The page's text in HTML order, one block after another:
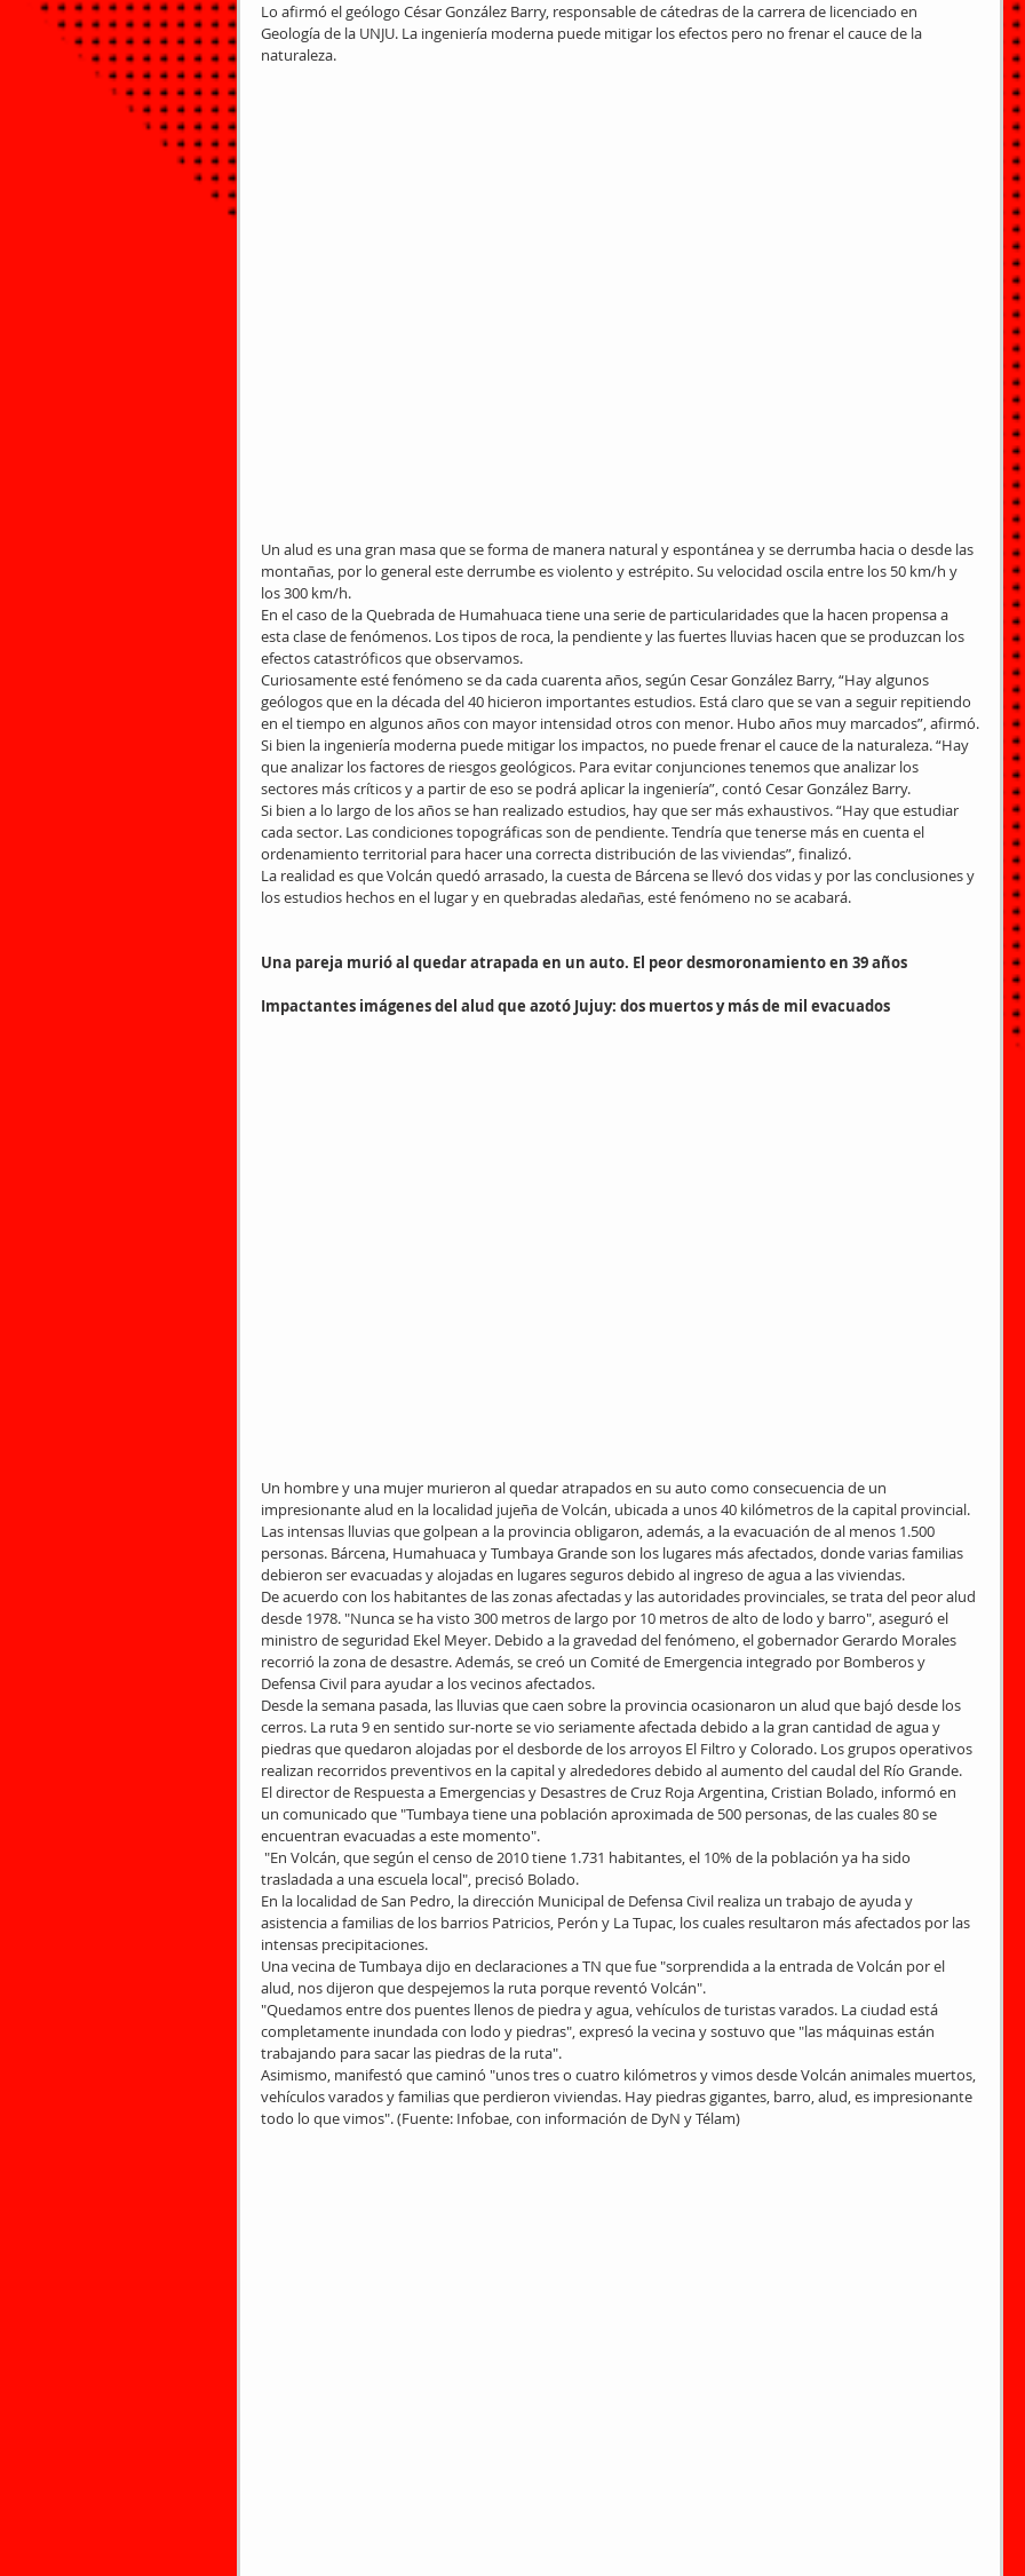
Lo afirmó el geólogo César González Barry, responsable de cátedras de la carrera de licenciado en
Geología de la UNJU. La ingeniería moderna puede mitigar los efectos pero no frenar el cauce de la
naturaleza.
Un alud es una gran masa que se forma de manera natural y espontánea y se derrumba hacia o desde las
montañas, por lo general este derrumbe es violento y estrépito. Su velocidad oscila entre los 50 km/h y
los 300 km/h.
En el caso de la Quebrada de Humahuaca tiene una serie de particularidades que la hacen propensa a
esta clase de fenómenos. Los tipos de roca, la pendiente y las fuertes lluvias hacen que se produzcan los
efectos catastróficos que observamos.
Curiosamente esté fenómeno se da cada cuarenta años, según Cesar González Barry, “Hay algunos
geólogos que en la década del 40 hicieron importantes estudios. Está claro que se van a seguir repitiendo
en el tiempo en algunos años con mayor intensidad otros con menor. Hubo años muy marcados”, afirmó.
Si bien la ingeniería moderna puede mitigar los impactos, no puede frenar el cauce de la naturaleza. “Hay
que analizar los factores de riesgos geológicos. Para evitar conjunciones tenemos que analizar los
sectores más críticos y a partir de eso se podrá aplicar la ingeniería”, contó Cesar González Barry.
Si bien a lo largo de los años se han realizado estudios, hay que ser más exhaustivos. “Hay que estudiar
cada sector. Las condiciones topográficas son de pendiente. Tendría que tenerse más en cuenta el
ordenamiento territorial para hacer una correcta distribución de las viviendas”, finalizó.
La realidad es que Volcán quedó arrasado, la cuesta de Bárcena se llevó dos vidas y por las conclusiones y
los estudios hechos en el lugar y en quebradas aledañas, esté fenómeno no se acabará.
Una pareja murió al quedar atrapada en un auto. El peor desmoronamiento en 39 años
Impactantes imágenes del alud que azotó Jujuy: dos muertos y más de mil evacuados
Un hombre y una mujer murieron al quedar atrapados en su auto como consecuencia de un
impresionante alud en la localidad jujeña de Volcán, ubicada a unos 40 kilómetros de la capital provincial.
Las intensas lluvias que golpean a la provincia obligaron, además, a la evacuación de al menos 1.500
personas. Bárcena, Humahuaca y Tumbaya Grande son los lugares más afectados, donde varias familias
debieron ser evacuadas y alojadas en lugares seguros debido al ingreso de agua a las viviendas.
De acuerdo con los habitantes de las zonas afectadas y las autoridades provinciales, se trata del peor alud
desde 1978. "Nunca se ha visto 300 metros de largo por 10 metros de alto de lodo y barro", aseguró el
ministro de seguridad Ekel Meyer. Debido a la gravedad del fenómeno, el gobernador Gerardo Morales
recorrió la zona de desastre. Además, se creó un Comité de Emergencia integrado por Bomberos y
Defensa Civil para ayudar a los vecinos afectados.
Desde la semana pasada, las lluvias que caen sobre la provincia ocasionaron un alud que bajó desde los
cerros. La ruta 9 en sentido sur-norte se vio seriamente afectada debido a la gran cantidad de agua y
piedras que quedaron alojadas por el desborde de los arroyos El Filtro y Colorado. Los grupos operativos
realizan recorridos preventivos en la capital y alrededores debido al aumento del caudal del Río Grande.
El director de Respuesta a Emergencias y Desastres de Cruz Roja Argentina, Cristian Bolado, informó en
un comunicado que "Tumbaya tiene una población aproximada de 500 personas, de las cuales 80 se
encuentran evacuadas a este momento".
trasladada a una escuela local", precisó Bolado.
En la localidad de San Pedro, la dirección Municipal de Defensa Civil realiza un trabajo de ayuda y
asistencia a familias de los barrios Patricios, Perón y La Tupac, los cuales resultaron más afectados por las
intensas precipitaciones.
Una vecina de Tumbaya dijo en declaraciones a TN que fue "sorprendida a la entrada de Volcán por el
alud, nos dijeron que despejemos la ruta porque reventó Volcán".
"Quedamos entre dos puentes llenos de piedra y agua, vehículos de turistas varados. La ciudad está
completamente inundada con lodo y piedras", expresó la vecina y sostuvo que "las máquinas están
trabajando para sacar las piedras de la ruta".
Asimismo, manifestó que caminó "unos tres o cuatro kilómetros y vimos desde Volcán animales muertos,
vehículos varados y familias que perdieron viviendas. Hay piedras gigantes, barro, alud, es impresionante
todo lo que vimos". (Fuente: Infobae, con información de DyN y Télam)